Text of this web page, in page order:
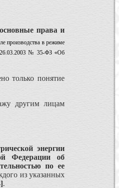
основные права и
производства в режиме
26.03.2003 № 35-ФЗ «Об
только понятие
другим лицам
энергии
Федерации об
по ее
из указанных
.